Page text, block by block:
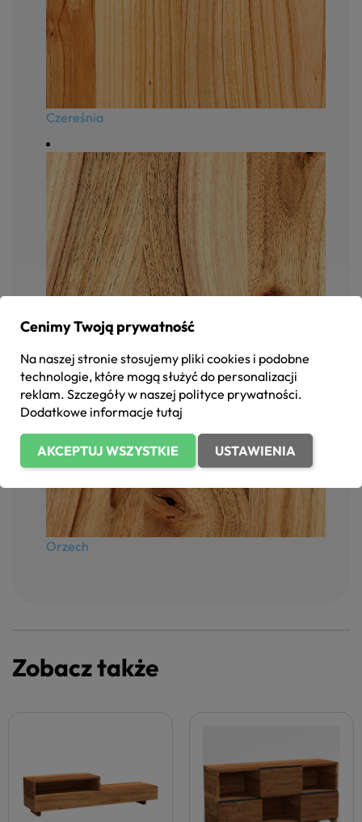
Czereśnia
Orzech
Zobacz także
Cenimy Twoją prywatność
Na naszej stronie stosujemy pliki cookies i podobne
technologie, które mogą służyć do personalizacji
reklam. Szczegóły w naszej polityce prywatności.
Dodatkowe informacje tutaj
AKCEPTUJ WSZYSTKIE USTAWIENIA